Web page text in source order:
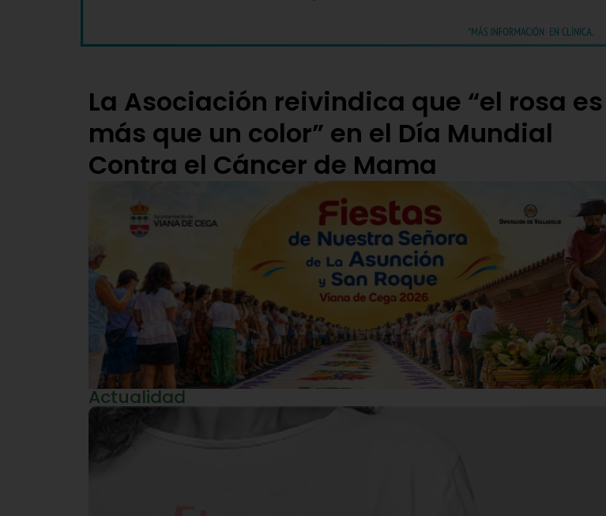
La Asociación reivindica que “el rosa es
más que un color” en el Día Mundial
Contra el Cáncer de Mama
Actualidad